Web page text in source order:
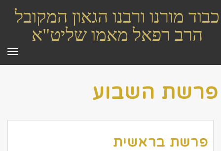
כבוד מורנו ורבנו הגאון המקובל
הרב רפאל מאמו שליט"א
פרשת השבוע
פרשת בראשית